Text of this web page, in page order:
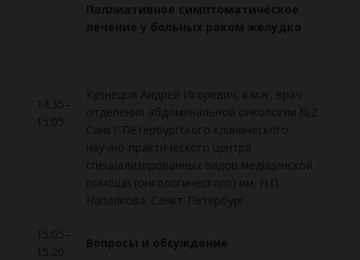
14:35–
15:05
Паллиативное симптоматическое
лечение у больных раком желудка
Кузнецов Андрей Игоревич, к.м.н., врач
отделения абдоминальной онкологии №2
Санкт-Петербургского клинического
научно-практического центра
специализированных видов медицинской
помощи (онкологического) им. Н.П.
Напалкова. Санкт-Петербург
15:05–
15:20
Вопросы и обсуждение